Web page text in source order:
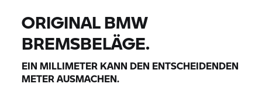
ORIGINAL BMW
BREMSBELÄGE.
EIN MILLIMETER KANN DEN ENTSCHEIDENDEN
METER AUSMACHEN.